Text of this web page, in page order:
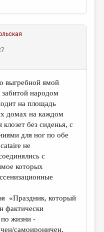
выгребной ямой
народом
на площадь
домах на каждом
без сиденья, с
для ног по обе
не
с
которых
«Праздник, который
фактически
жизни -
самоироничен,